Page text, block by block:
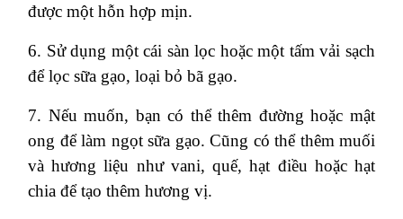
được một hỗn hợp mịn.
6. Sử dụng một cái sàn lọc hoặc một tấm vải sạch
để lọc sữa gạo, loại bỏ bã gạo.
7. Nếu muốn, bạn có thể thêm đường hoặc mật
ong để làm ngọt sữa gạo. Cũng có thể thêm muối
và hương liệu như vani, quế, hạt điều hoặc hạt
chia để tạo thêm hương vị.